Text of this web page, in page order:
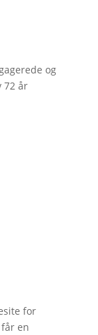
og
72 år
for
en